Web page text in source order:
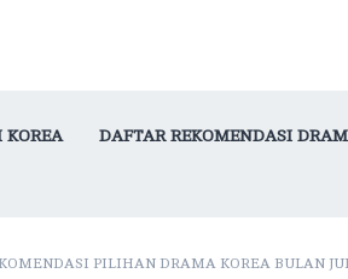
KOREA DAFTAR REKOMENDASI
PILIHAN DRAMA KOREA BULAN